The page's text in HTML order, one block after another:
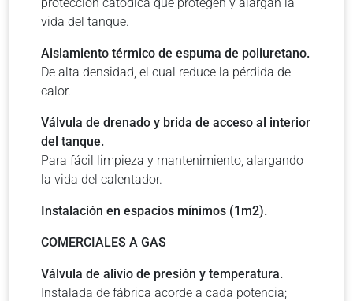
vida del tanque.
Aislamiento térmico de espuma de poliuretano.
De alta densidad, el cual reduce la pérdida de
calor.
Válvula de drenado y brida de acceso al interior
del tanque.
Para fácil limpieza y mantenimiento, alargando
la vida del calentador.
Instalación en espacios mínimos (1m2).
COMERCIALES A GAS
Válvula de alivio de presión y temperatura.
Instalada de fábrica acorde a cada potencia;